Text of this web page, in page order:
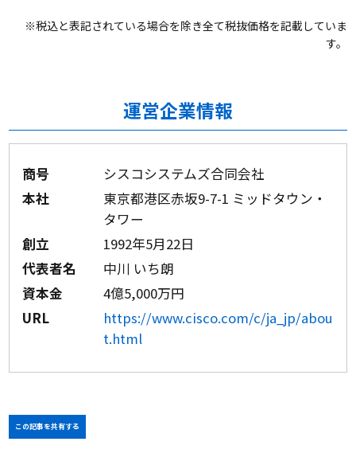
※税込と表記されている場合を除き全て税抜価格を記載していま
す。
運営企業情報
商号
シスコシステムズ合同会社
本社
東京都港区赤坂9-7-1 ミッドタウン・
タワー
創立
1992年5月22日
代表者名
中川 いち朗
資本金
4億5,000万円
URL
https://www.cisco.com/c/ja_jp/abou
t.html
この記事を共有する